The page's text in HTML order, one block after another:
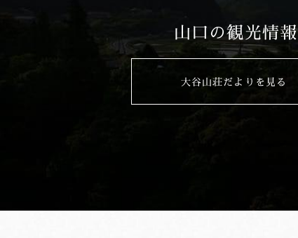
山口の観光情報
大谷山荘だよりを見る